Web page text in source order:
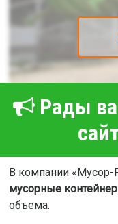
Рады
В компании
мусорные
объема.